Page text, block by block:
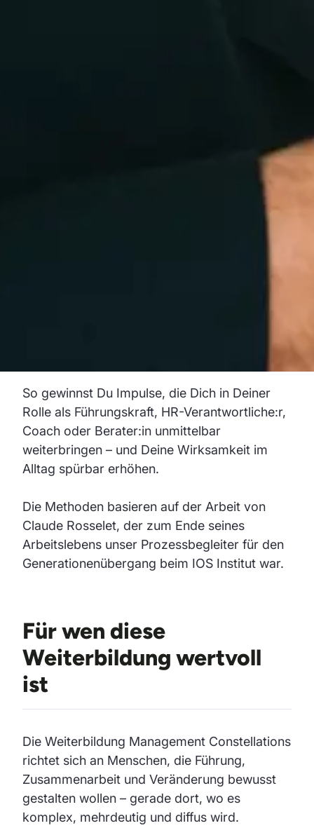
In diesem Seminar erlernst Du fünf konkrete
So gewinnst Du Impulse, die Dich in Deiner
Rolle als Führungskraft, HR-Verantwortliche:r,
Coach oder Berater:in unmittelbar
weiterbringen – und Deine Wirksamkeit im
Alltag spürbar erhöhen.
Die Methoden basieren auf der Arbeit von
Claude Rosselet, der zum Ende seines
Arbeitslebens unser Prozessbegleiter für den
Generationenübergang beim IOS Institut war.
Für wen diese
Weiterbildung wertvoll
ist
Die Weiterbildung Management Constellations
richtet sich an Menschen, die Führung,
Zusammenarbeit und Veränderung bewusst
gestalten wollen – gerade dort, wo es
komplex, mehrdeutig und diffus wird.